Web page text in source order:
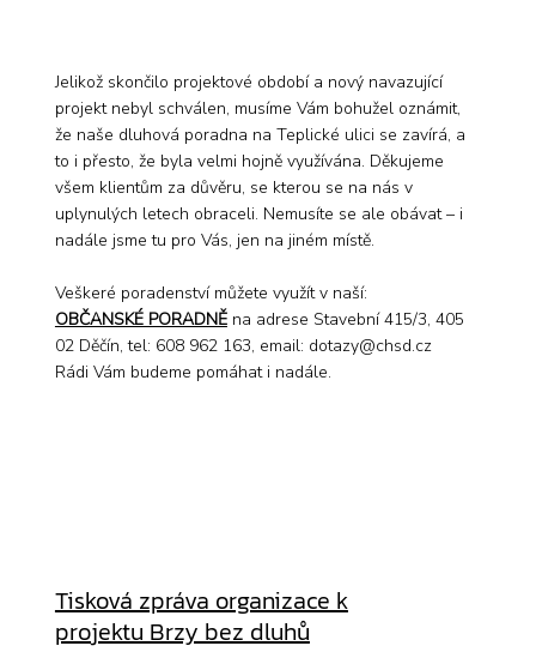
Jelikož skončilo projektové období a nový navazující
projekt nebyl schválen, musíme Vám bohužel oznámit,
že naše dluhová poradna na Teplické ulici se zavírá, a
to i přesto, že byla velmi hojně využívána. Děkujeme
všem klientům za důvěru, se kterou se na nás v
uplynulých letech obraceli. Nemusíte se ale obávat – i
nadále jsme tu pro Vás, jen na jiném místě.
Veškeré poradenství můžete využít v naší:
OBČANSKÉ PORADNĚna adrese Stavební 415/3, 405
02 Děčín, tel: 608 962 163, email: dotazy@chsd.cz
Rádi Vám budeme pomáhat i nadále.
Tisková zpráva organizace k
projektu Brzy bez dluhů